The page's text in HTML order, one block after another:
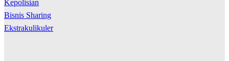
Kepolisian
Bisnis Sharing
Ekstrakulikuler